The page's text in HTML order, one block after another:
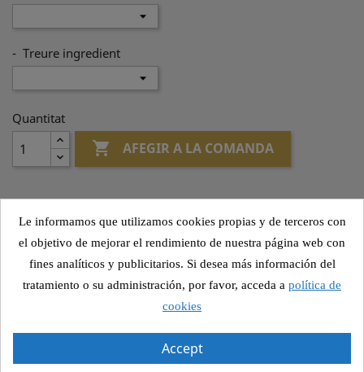
- Treure ingredient
Quantitat
 AFEGIR A LA COMANDA
Altres canvis
Le informamos que utilizamos cookies propias y de terceros con
el objetivo de mejorar el rendimiento de nuestra página web con
fines analíticos y publicitarios. Si desea más información del
tratamiento o su administración, por favor, acceda a política de
cookies
Accept